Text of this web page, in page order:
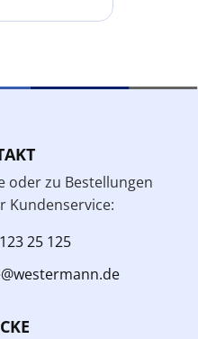
oder zu Bestellungen
Kundenservice:
25 125